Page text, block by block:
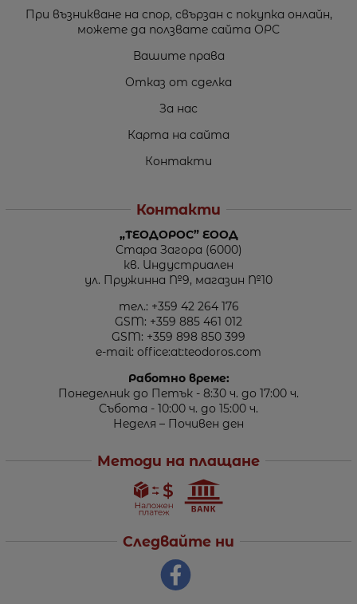
При възникване на спор, свързан с покупка онлайн,
можете да ползвате сайта ОРС
Вашите права
Отказ от сделка
За нас
Карта на сайта
Контакти
Контакти
„ТЕОДОРОС” ЕООД
Стара Загора (6000)
кв. Индустриален
ул. Пружинна №9, магазин №10
тел.: +359 42 264 176
GSM: +359 885 461 012
GSM: +359 898 850 399
e-mail: office:at:teodoros.com
Работно време:
Понеделник до Петък - 8:30 ч. до 17:00 ч.
Събота - 10:00 ч. до 15:00 ч.
Неделя – Почивен ден
Методи на плащане
Следвайте ни